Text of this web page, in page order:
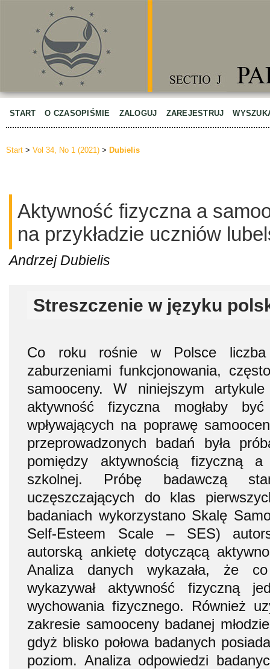
START O CZASOPIŚMIE ZALOGUJ ZAREJESTRUJ
Start > Vol 34, No 1 (2021) > Dubielis
Aktywność fizyczna a
na przykładzie uczniów
Andrzej Dubielis
Streszczenie w języku
Co roku rośnie w Polsce liczba
zaburzeniami funkcjonowania,
samooceny. W niniejszym
aktywność fizyczna mogłaby
wpływających na poprawę
przeprowadzonych badań była
pomiędzy aktywnością fizyczną a
szkolnej. Próbę badawczą
uczęszczających do klas
badaniach wykorzystano Skalę
Self-Esteem Scale – SES)
autorską ankietę dotyczącą
Analiza danych wykazała, że
wykazywał aktywność fizyczną
wychowania fizycznego. Również
zakresie samooceny badanej
gdyż blisko połowa badanych
poziom. Analiza odpowiedzi